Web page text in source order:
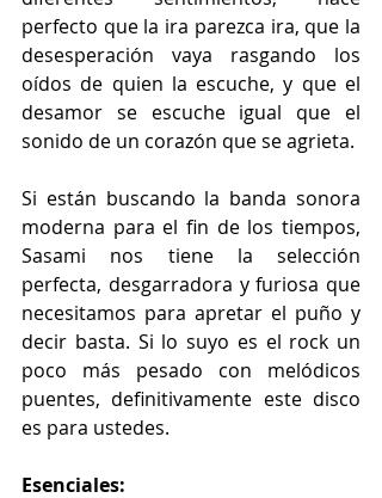
perfecto que la ira parezca ira, que la
desesperación vaya rasgando los
oídos de quien la escuche, y que el
desamor se escuche igual que el
sonido de un corazón que se agrieta.
Si están buscando la banda sonora
moderna para el fin de los tiempos,
Sasami nos tiene la selección
perfecta, desgarradora y furiosa que
necesitamos para apretar el puño y
decir basta. Si lo suyo es el rock un
poco más pesado con melódicos
puentes, definitivamente este disco
es para ustedes.
Esenciales: